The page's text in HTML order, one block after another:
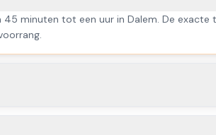
minuten tot een uur in Dalem. De exacte